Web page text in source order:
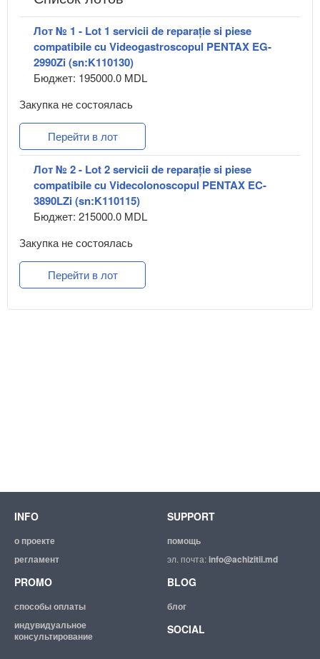
Лот № 1 - Lot 1 servicii de reparație si piese
compatibile cu Videogastroscopul PENTAX EG-
2990Zi (sn:K110130)
Бюджет: 195000.0 MDL
Закупка не состоялась
Перейти в лот
Лот № 2 - Lot 2 servicii de reparație si piese
compatibile cu Videcolonoscopul PENTAX EC-
3890LZi (sn:K110115)
Бюджет: 215000.0 MDL
Закупка не состоялась
Перейти в лот
INFO
о проекте
регламент
SUPPORT
помощь
эл. почта:info@achizitii.md
PROMO
способы оплаты
индувидуальное
консультирование
BLOG
блог
SOCIAL